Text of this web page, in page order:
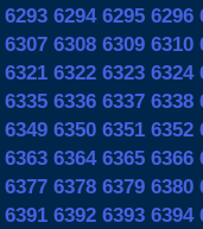
6293 6294 6295 6296
6307 6308 6309 6310
6321 6322 6323 6324
6335 6336 6337 6338
6349 6350 6351 6352
6363 6364 6365 6366
6377 6378 6379 6380
6391 6392 6393 6394